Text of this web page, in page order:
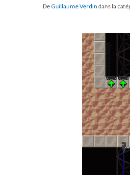
DeGuillaume Verdin dans la